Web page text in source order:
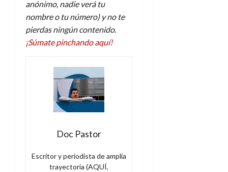
anónimo, nadie verá tu
nombre o tu número) y no te
pierdas ningún contenido.
¡Súmate pinchando aquí!
Doc Pastor
Escritor y periodista de amplia
trayectoria (AQUÍ,